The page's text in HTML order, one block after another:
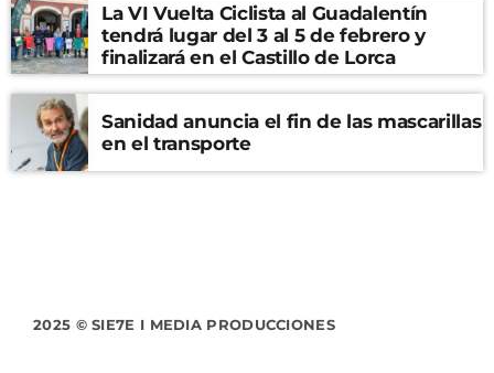
La VI Vuelta Ciclista al Guadalentín
tendrá lugar del 3 al 5 de febrero y
finalizará en el Castillo de Lorca
Sanidad anuncia el fin de las mascarillas
en el transporte
2025 © SIE7E I MEDIA PRODUCCIONES